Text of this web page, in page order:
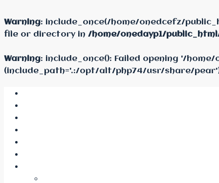
Warning: include_once(/home/onedcefz/
file or directory in /home/onedayp1/
Warning: include_once(): Failed opening '/
(include_path='.:/opt/alt/php74/usr/share/